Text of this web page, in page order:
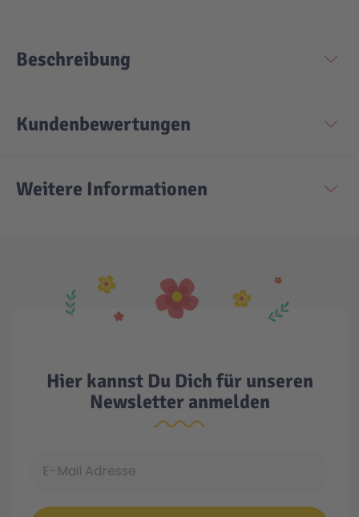
Beschreibung
Kundenbewertungen
Weitere Informationen
Hier kannst Du Dich für unseren
Newsletter anmelden